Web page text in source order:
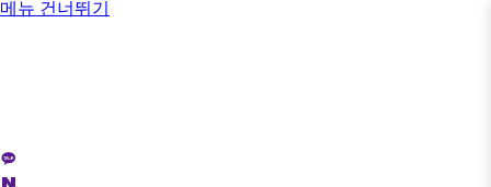
메뉴 건너뛰기